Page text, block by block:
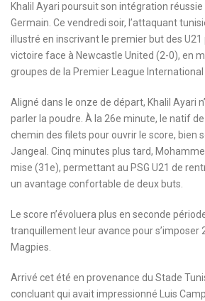
Khalil Ayari poursuit son intégration
Germain. Ce vendredi soir, l’attaquant
illustré en inscrivant le premier but des
victoire face à Newcastle United (2-0), en
groupes de la Premier League International
Aligné dans le onze de départ, Khalil Ayari
parler la poudre. À la 26e minute, le natif
chemin des filets pour ouvrir le score, bien
Jangeal. Cinq minutes plus tard,
mise (31e), permettant au PSG U21 de
un avantage confortable de deux buts.
Le score n’évoluera plus en seconde
tranquillement leur avance pour s’imposer
Magpies.
Arrivé cet été en provenance du Stade
concluant qui avait impressionné Luis